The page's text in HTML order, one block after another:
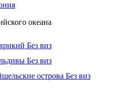
океана
Без виз
Без виз
острова Без виз